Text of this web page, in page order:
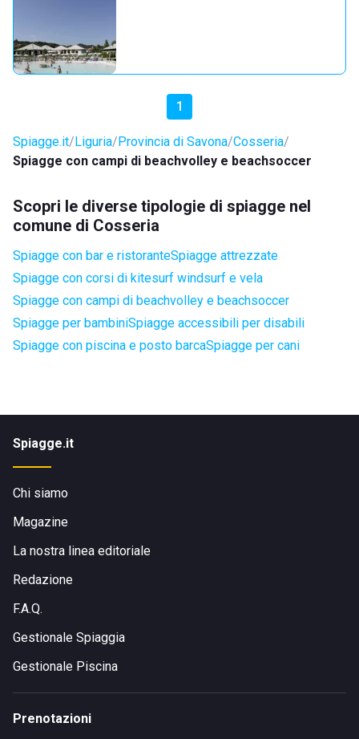
1
Spiagge.it Liguria Provincia di Savona Cosseria
Spiagge con campi di beachvolley e beachsoccer
Scopri le diverse tipologie di spiagge nel
comune di Cosseria
Spiagge con bar e ristoranteSpiagge attrezzate
Spiagge con corsi di kitesurf windsurf e vela
Spiagge con campi di beachvolley e beachsoccer
Spiagge per bambiniSpiagge accessibili per disabili
Spiagge con piscina e posto barcaSpiagge per cani
Spiagge.it
Chi siamo
Magazine
La nostra linea editoriale
Redazione
F.A.Q.
Gestionale Spiaggia
Gestionale Piscina
Prenotazioni